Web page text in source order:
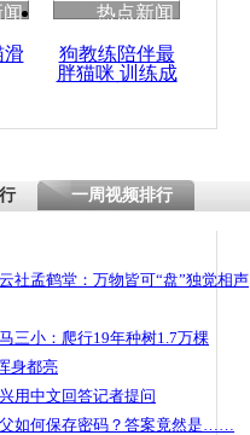
闻
滑
热点新闻
狗教练陪伴最
胖猫咪 训练成
一周视频排行
社孟鹤堂：万物皆可“盘”独觉相声
三小：爬行19年种树1.7万棵
身都亮
用中文回答记者提问
如何保存密码？答案竟然是……